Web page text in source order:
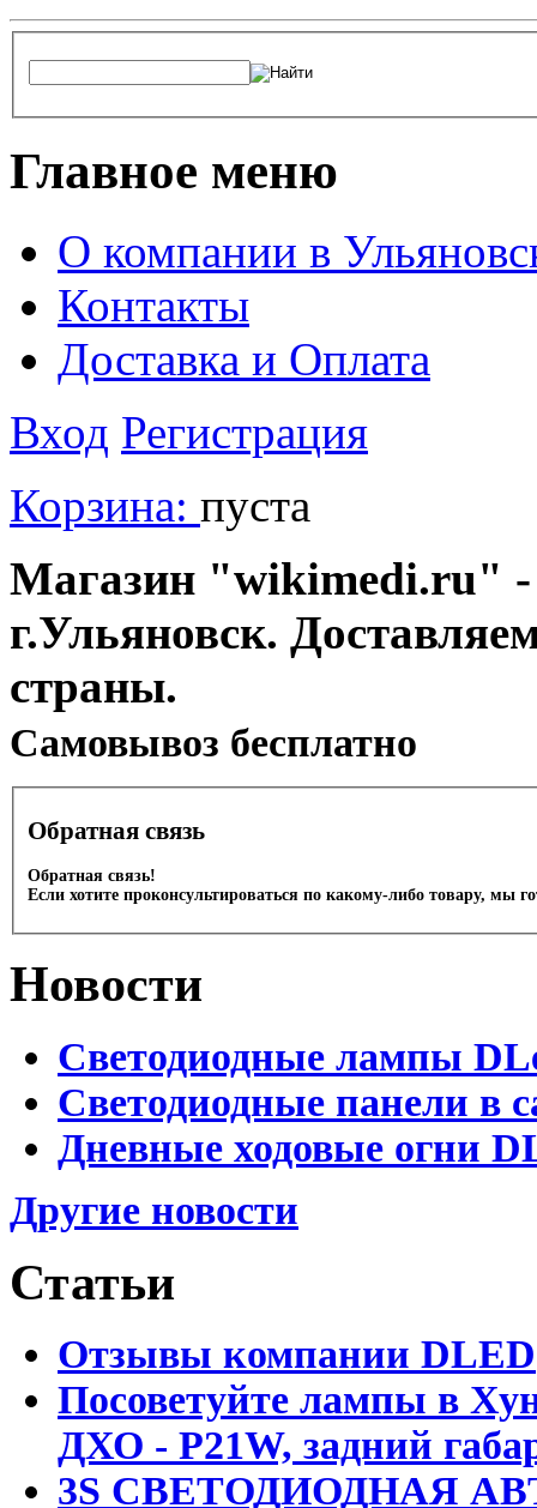
Главное меню
О компании в
Контакты
Доставка и Оплата
Вход Регистрация
Корзина: пуста
Магазин "wikimedi.ru" -
г.Ульяновск.
страны.
Cамовывоз бесплатно
Обратная связь
Обратная связь!
Если хотите проконсультироваться по какому-либо товару, мы
Новости
Светодиодные лампы
Светодиодные панели в
Дневные ходовые огни
Другие новости
Статьи
Отзывы компании DLED
Посоветуйте лампы в
ДХО - P21W, задний
3S СВЕТОДИОДНАЯ